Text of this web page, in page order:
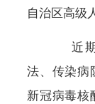
自治区高级
近期
法、传染病
新冠病毒核